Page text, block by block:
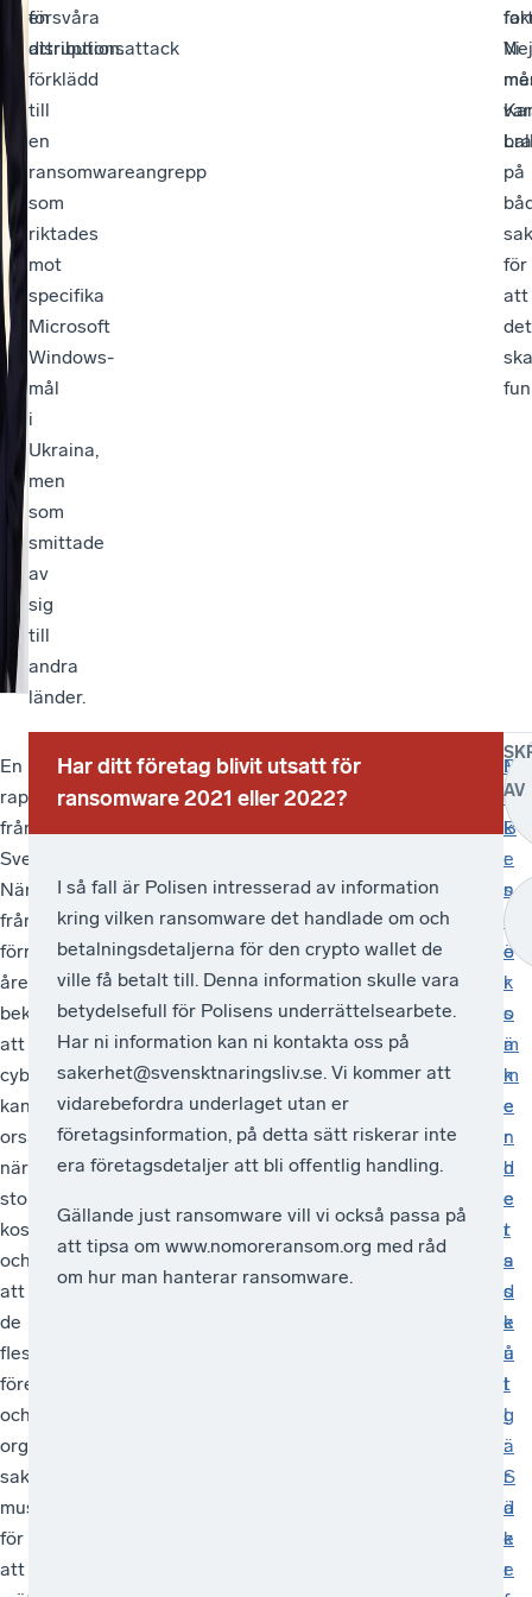
försvåra
attribution.
en
disruptionsattack
förklädd
till
en
ransomwareangrepp
som
riktades
mot
specifika
Microsoft
Windows-
mål
i
Ukraina,
men
som
smittade
av
sig
till
andra
länder.
Vi
bra
på
för
att
det
ska
En
rapport
från
Svenskt
Näringsliv
från
förra
året
bekräftar
att
cyberangrepp
kan
orsaka
näringslivet
stora
kostnader
och
att
de
flesta
företag
och
organisationer
saknar
muskler
för
att
Det
frustration
över
stödet
som
svenska
företag
från
myndigheter
sämre
Svenskt
Näringslivs
kostnader
2022
visar
procent
företagen
utsatts
under
senaste
Många
från
göra
brottsanmälan
efter
misstänkt
brott.
Flera
uppfattar
Har ditt företag blivit utsatt för
ransomware 2021 eller 2022?
I så fall är Polisen intresserad av information
kring vilken ransomware det handlade om och
betalningsdetaljerna för den crypto wallet de
ville få betalt till. Denna information skulle vara
betydelsefull för Polisens underrättelsearbete.
Har ni information kan ni kontakta oss på
sakerhet@svensktnaringsliv.se. Vi kommer att
vidarebefordra underlaget utan er
företagsinformation, på detta sätt riskerar inte
era företagsdetaljer att bli offentlig handling.
Gällande just ransomware vill vi också passa på
att tipsa om www.nomoreransom.org med råd
om hur man hanterar ransomware.
M
S
B
:
s
r
e
k
o
m
m
e
n
d
e
r
a
d
e
å
t
g
ä
r
d
e
r
B
o
k
e
n
F
ö
r
s
ä
k
e
r
h
e
t
s
s
k
u
l
l
:
S
ä
k
e
AV